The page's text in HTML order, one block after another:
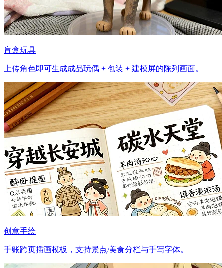
盲盒玩具
上传角色即可生成成品玩偶 + 包装 + 建模屏的陈列画面。
创意手绘
手账跨页插画模板，支持景点/美食分栏与手写字体。